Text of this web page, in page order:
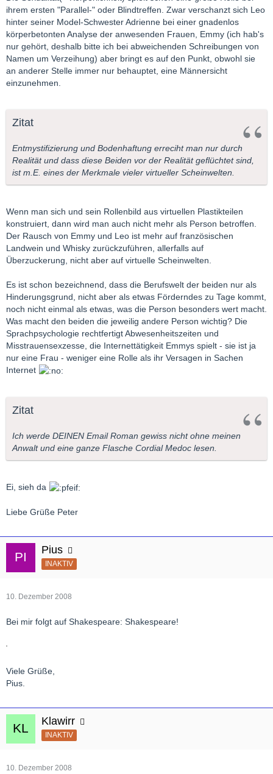
ihrem ersten "Parallel-" oder Blindtreffen. Zwar verschanzt sich Leo
hinter seiner Model-Schwester Adrienne bei einer gnadenlos
körperbetonten Analyse der anwesenden Frauen, Emmy (ich hab's
nur gehört, deshalb bitte ich bei abweichenden Schreibungen von
Namen um Verzeihung) aber bringt es auf den Punkt, obwohl sie
an anderer Stelle immer nur behauptet, eine Männersicht
einzunehmen.
Zitat
Entmystifizierung und Bodenhaftung erreciht man nur durch
Realität und dass diese Beiden vor der Realität geflüchtet sind,
ist m.E. eines der Merkmale vieler virtueller Scheinwelten.
Wenn man sich und sein Rollenbild aus virtuellen Plastikteilen
konstruiert, dann wird man auch nicht mehr als Person betroffen.
Der Rausch von Emmy und Leo ist mehr auf französischen
Landwein und Whisky zurückzuführen, allerfalls auf
Überzuckerung, nicht aber auf virtuelle Scheinwelten.
Es ist schon bezeichnend, dass die Berufswelt der beiden nur als
Hinderungsgrund, nicht aber als etwas Förderndes zu Tage kommt,
noch nicht einmal als etwas, was die Person besonders wert macht.
Was macht den beiden die jeweilig andere Person wichtig? Die
Sprachpsychologie rechtfertigt Abwesenheitszeiten und
Misstrauensexzesse, die Internettätigkeit Emmys spielt - sie ist ja
nur eine Frau - weniger eine Rolle als ihr Versagen in Sachen
Internet
Zitat
Ich werde DEINEN Email Roman gewiss nicht ohne meinen
Anwalt und eine ganze Flasche Cordial Medoc lesen.
Ei, sieh da
Liebe Grüße Peter
Pius
INAKTIV
10. Dezember 2008
Bei mir folgt auf Shakespeare: Shakespeare!
Viele Grüße,
Pius.
Klawirr
INAKTIV
10. Dezember 2008